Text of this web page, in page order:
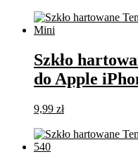
Szkło
do Apple
9,99 zł